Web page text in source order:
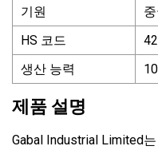
기원
HS 코드
생산 능력
제품 설명
Gabal Industrial Limited